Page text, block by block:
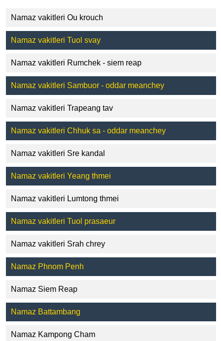
Namaz vakitleri Ou krouch
Namaz vakitleri Tuol svay
Namaz vakitleri Rumchek - siem reap
Namaz vakitleri Sambuor - oddar meanchey
Namaz vakitleri Trapeang tav
Namaz vakitleri Chhuk sa - oddar meanchey
Namaz vakitleri Sre kandal
Namaz vakitleri Yeang thmei
Namaz vakitleri Lumtong thmei
Namaz vakitleri Tuol prasaeur
Namaz vakitleri Srah chrey
Namaz Phnom Penh
Namaz Siem Reap
Namaz Battambang
Namaz Kampong Cham